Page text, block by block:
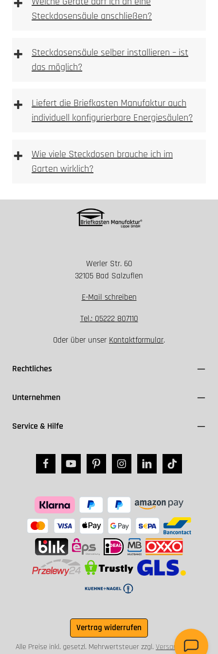
Leitungsschutzschalter
UV-stabile Oberflächen
Steckdosensäule anschließen?
+
Steckdosensäule selber installieren – ist
das möglich?
Installation nur spannungsfrei durchführen
Kabel ausschließlich für den Außenbereich (z. B.
VDE- und Herstellerangaben einhalten
+
Liefert die Briefkasten Manufaktur auch
individuell konfigurierbare Energiesäulen?
+
Wie viele Steckdosen brauche ich im
Garten wirklich?
Werler Str. 60
32105 Bad Salzuflen
E-Mail schreiben
Tel.: 05222 807110
Oder über unser Kontaktformular.
Rechtliches
Unternehmen
Service & Hilfe
Vertrag widerrufen
Alle Preise inkl. gesetzl. Mehrwertsteuer zzgl. Versandkosten